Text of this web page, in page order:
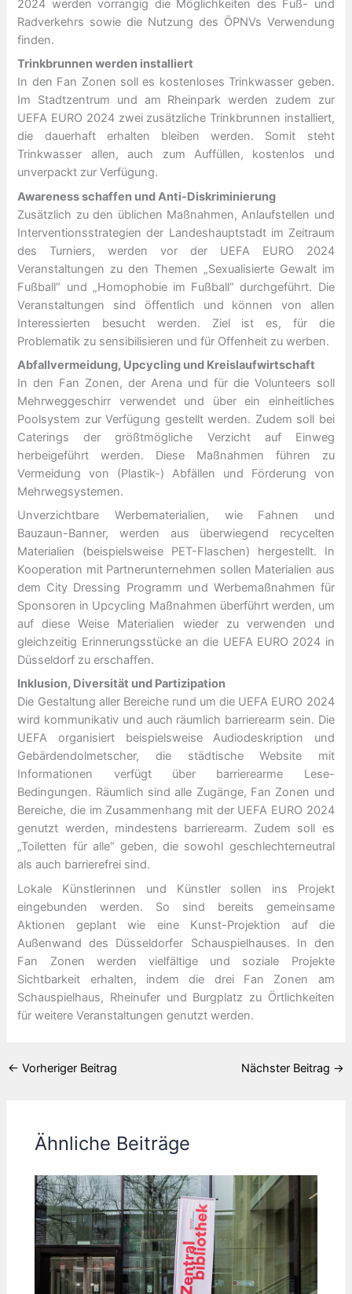
2024 werden vorrangig die Möglichkeiten des Fuß- und
Radverkehrs sowie die Nutzung des ÖPNVs Verwendung
finden.
Trinkbrunnen werden installiert
In den Fan Zonen soll es kostenloses Trinkwasser geben.
Im Stadtzentrum und am Rheinpark werden zudem zur
UEFA EURO 2024 zwei zusätzliche Trinkbrunnen installiert,
die dauerhaft erhalten bleiben werden. Somit steht
Trinkwasser allen, auch zum Auffüllen, kostenlos und
unverpackt zur Verfügung.
Awareness schaffen und Anti-Diskriminierung
Zusätzlich zu den üblichen Maßnahmen, Anlaufstellen und
Interventionsstrategien der Landeshauptstadt im Zeitraum
des Turniers, werden vor der UEFA EURO 2024
Veranstaltungen zu den Themen „Sexualisierte Gewalt im
Fußball“ und „Homophobie im Fußball“ durchgeführt. Die
Veranstaltungen sind öffentlich und können von allen
Interessierten besucht werden. Ziel ist es, für die
Problematik zu sensibilisieren und für Offenheit zu werben.
Abfallvermeidung, Upcycling und Kreislaufwirtschaft
In den Fan Zonen, der Arena und für die Volunteers soll
Mehrweggeschirr verwendet und über ein einheitliches
Poolsystem zur Verfügung gestellt werden. Zudem soll bei
Caterings der größtmögliche Verzicht auf Einweg
herbeigeführt werden. Diese Maßnahmen führen zu
Vermeidung von (Plastik-) Abfällen und Förderung von
Mehrwegsystemen.
Unverzichtbare Werbematerialien, wie Fahnen und
Bauzaun-Banner, werden aus überwiegend recycelten
Materialien (beispielsweise PET-Flaschen) hergestellt. In
Kooperation mit Partnerunternehmen sollen Materialien aus
dem City Dressing Programm und Werbemaßnahmen für
Sponsoren in Upcycling Maßnahmen überführt werden, um
auf diese Weise Materialien wieder zu verwenden und
gleichzeitig Erinnerungsstücke an die UEFA EURO 2024 in
Düsseldorf zu erschaffen.
Inklusion, Diversität und Partizipation
Die Gestaltung aller Bereiche rund um die UEFA EURO 2024
wird kommunikativ und auch räumlich barrierearm sein. Die
UEFA organisiert beispielsweise Audiodeskription und
Gebärdendolmetscher, die städtische Website mit
Informationen verfügt über barrierearme Lese-
Bedingungen. Räumlich sind alle Zugänge, Fan Zonen und
Bereiche, die im Zusammenhang mit der UEFA EURO 2024
genutzt werden, mindestens barrierearm. Zudem soll es
„Toiletten für alle“ geben, die sowohl geschlechterneutral
als auch barrierefrei sind.
Lokale Künstlerinnen und Künstler sollen ins Projekt
eingebunden werden. So sind bereits gemeinsame
Aktionen geplant wie eine Kunst-Projektion auf die
Außenwand des Düsseldorfer Schauspielhauses. In den
Fan Zonen werden vielfältige und soziale Projekte
Sichtbarkeit erhalten, indem die drei Fan Zonen am
Schauspielhaus, Rheinufer und Burgplatz zu Örtlichkeiten
für weitere Veranstaltungen genutzt werden.
← Vorheriger Beitrag Nächster Beitrag →
Ähnliche Beiträge